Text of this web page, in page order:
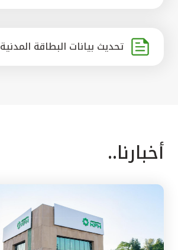
تحديث بيانات البطاقة المدنية
أخبارنا..